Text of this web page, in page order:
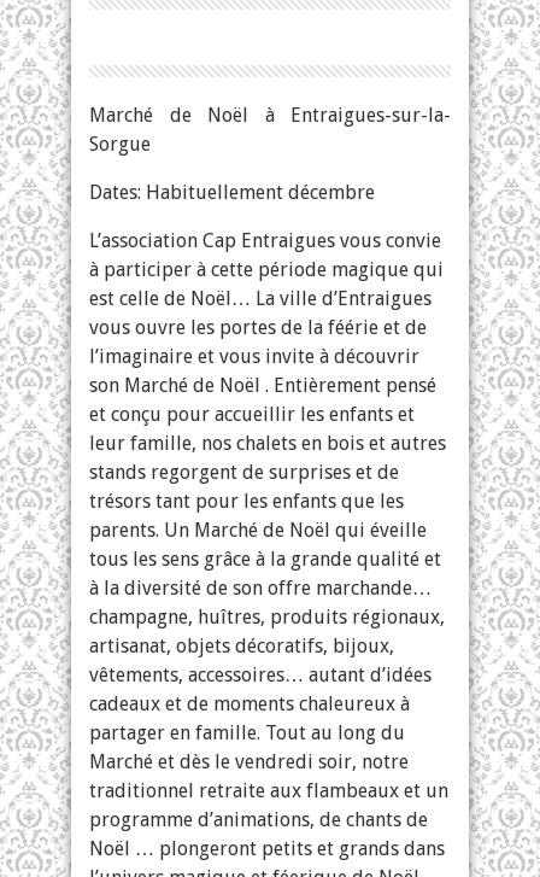
Marché de Noël à Entraigues-sur-la-
Sorgue
Dates: Habituellement décembre
L’association Cap Entraigues vous convie
à participer à cette période magique qui
est celle de Noël… La ville d’Entraigues
vous ouvre les portes de la féérie et de
l’imaginaire et vous invite à découvrir
son Marché de Noël . Entièrement pensé
et conçu pour accueillir les enfants et
leur famille, nos chalets en bois et autres
stands regorgent de surprises et de
trésors tant pour les enfants que les
parents. Un Marché de Noël qui éveille
tous les sens grâce à la grande qualité et
à la diversité de son offre marchande…
champagne, huîtres, produits régionaux,
artisanat, objets décoratifs, bijoux,
vêtements, accessoires… autant d’idées
cadeaux et de moments chaleureux à
partager en famille. Tout au long du
Marché et dès le vendredi soir, notre
traditionnel retraite aux flambeaux et un
programme d’animations, de chants de
Noël … plongeront petits et grands dans